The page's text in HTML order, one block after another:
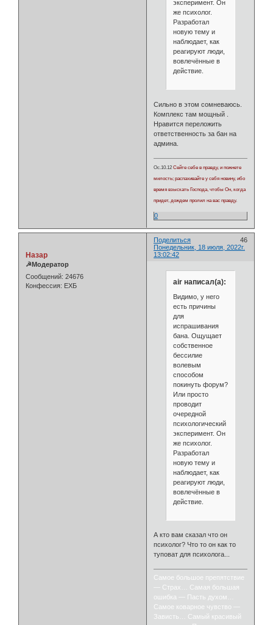
эксперимент. Он
же психолог.
Разработал
новую тему и
наблюдает, как
реагируют люди,
вовлечённые в
действие.
Сильно в этом сомневаюсь.
Комплекс там мощный .
Нравится переложить
ответственность за бан на
админа.
Ос.10.12Сейте себе в правду, и пожнете
милость; распахивайте у себя новину, ибо
время взыскать Господа, чтобы Он, когда
придет, дождем пролил на вас правду.
0
Поделиться
46
Понедельник, 18 июля, 2022г.
13:02:42
Назар
☭Модератор
Сообщений: 24676
Конфессия: ЕХБ air написал(а):
Видимо, у него
есть причины
для
испрашивания
бана. Ощущает
собственное
бессилие
волевым
способом
покинуть форум?
Или просто
проводит
очередной
психологический
эксперимент. Он
же психолог.
Разработал
новую тему и
наблюдает, как
реагируют люди,
вовлечённые в
действие.
А кто вам сказал что он
психолог? Что то он как то
туповат для психолога...
Самое большое препятствие
— Страх… Самая большая
ошибка — Пасть духом…
Самое коварное чувство —
Зависть… Самый красивый